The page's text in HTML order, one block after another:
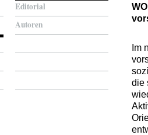
Editorial
Autoren
Im
die